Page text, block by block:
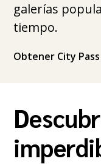
galerías
tiempo.
Obtener City Pass